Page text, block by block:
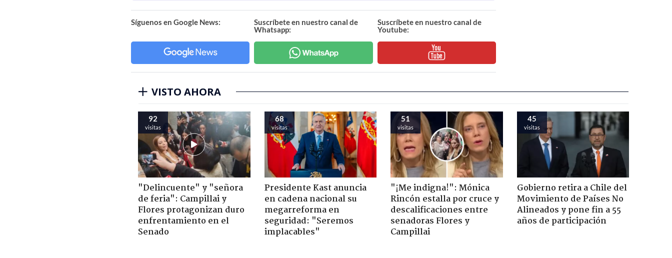
Síguenos en Google News:
Suscríbete en nuestro canal de
Whatsapp:
Suscríbete en nuestro canal de
Youtube:
VISTO AHORA
92
visitas
"Delincuente" y "señora
de feria": Campillai y
Flores protagonizan duro
enfrentamiento en el
Senado
68
visitas
Presidente Kast anuncia
en cadena nacional su
megarreforma en
seguridad: "Seremos
implacables"
51
visitas
"¡Me indigna!": Mónica
Rincón estalla por cruce y
descalificaciones entre
senadoras Flores y
Campillai
45
visitas
Gobierno retira a Chile del
Movimiento de Países No
Alineados y pone fin a 55
años de participación